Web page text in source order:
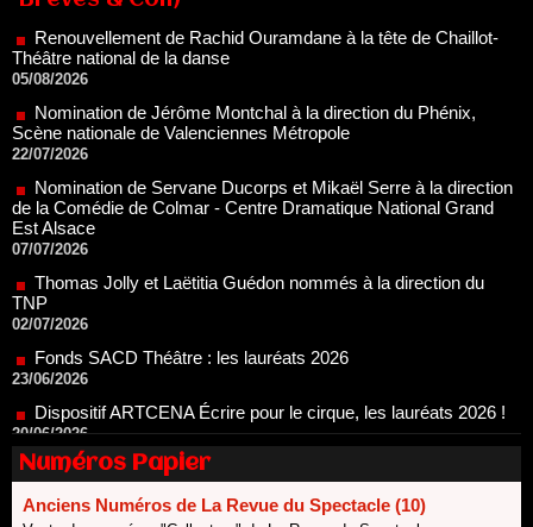
Nomination de Jérôme Montchal à la direction du Phénix,
Scène nationale de Valenciennes Métropole
22/07/2026
Nomination de Servane Ducorps et Mikaël Serre à la direction
de la Comédie de Colmar - Centre Dramatique National Grand
Est Alsace
07/07/2026
Thomas Jolly et Laëtitia Guédon nommés à la direction du
TNP
02/07/2026
Fonds SACD Théâtre : les lauréats 2026
23/06/2026
20/06/2026
Le palmarès des prix SACD 2026
18/06/2026
Les 10 lauréats du Fonds Grandes Formes Théâtre 2026
SACD
13/06/2026
Numéros Papier
Anciens Numéros de La Revue du Spectacle (10)